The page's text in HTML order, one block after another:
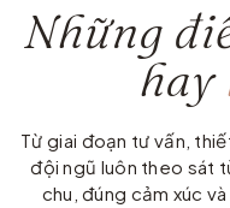
Những
hay
Từ giai đoạn tư vấn,
đội ngũ luôn theo sát
chu, đúng cảm xúc